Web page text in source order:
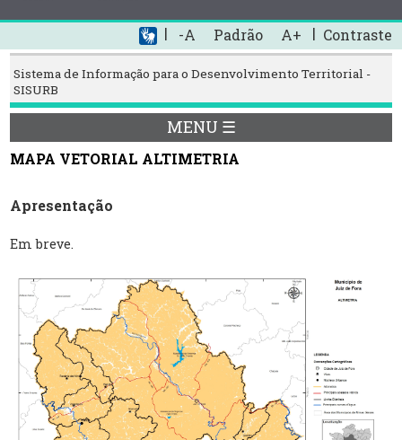
Contraste
| -A Padrão A+ |
Sistema de Informação para o Desenvolvimento Territorial -
SISURB
MENU ☰
MAPA VETORIAL ALTIMETRIA
Apresentação
Em breve.